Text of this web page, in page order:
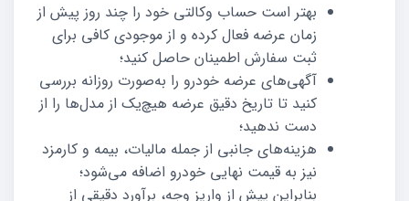
بهتر است حساب وکالتی خود را چند روز پیش از
زمان عرضه فعال کرده و از موجودی کافی برای
ثبت سفارش اطمینان حاصل کنید؛
آگهی‌های عرضه خودرو را به‌صورت روزانه بررسی
کنید تا تاریخ دقیق عرضه هیچ‌یک از مدل‌ها را از
دست ندهید؛
هزینه‌های جانبی از جمله مالیات، بیمه و کارمزد
نیز به قیمت نهایی خودرو اضافه می‌شود؛
بنابراین پیش از واریز وجه، برآورد دقیقی از